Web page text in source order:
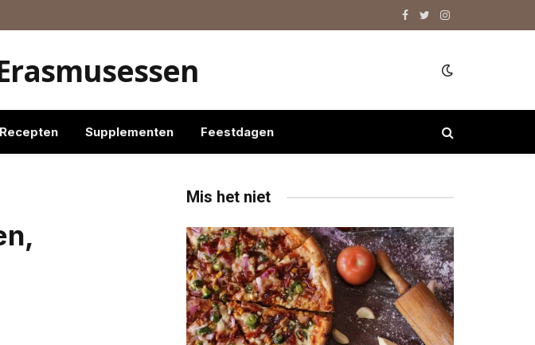
Facebook
TwitterInstagram
Recepten Supplementen Feestdagen
Mis het niet